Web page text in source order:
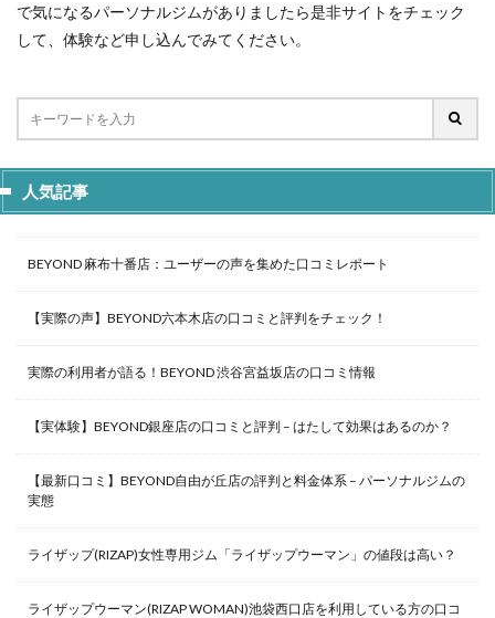
で気になるパーソナルジムがありましたら是非サイトをチェック
して、体験など申し込んでみてください。
人気記事
BEYOND 麻布十番店：ユーザーの声を集めた口コミレポート
【実際の声】BEYOND六本木店の口コミと評判をチェック！
実際の利用者が語る！BEYOND 渋谷宮益坂店の口コミ情報
【実体験】BEYOND銀座店の口コミと評判 – はたして効果はあるのか？
【最新口コミ】BEYOND自由が丘店の評判と料金体系 – パーソナルジムの
実態
ライザップ(RIZAP)女性専用ジム「ライザップウーマン」の値段は高い？
ライザップウーマン(RIZAP WOMAN)池袋西口店を利用している方の口コ